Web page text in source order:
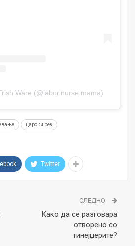
Ware (@labor.nurse.mama)
царски рез
Twitter
СЛЕДНО
Како да се разговара
отворено со
тинејџерите?